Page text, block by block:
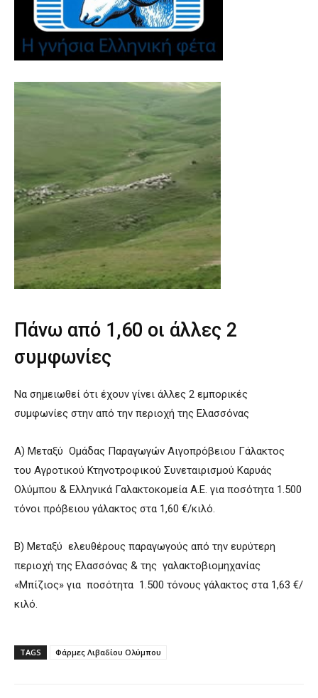
Πάνω από 1,60 οι άλλες 2
συμφωνίες
Να σημειωθεί ότι έχουν γίνει άλλες 2 εμπορικές
συμφωνίες στην από την περιοχή της Ελασσόνας
Α) Μεταξύ Ομάδας Παραγωγών Αιγοπρόβειου Γάλακτος
του Αγροτικού Κτηνοτροφικού Συνεταιρισμού Καρυάς
Ολύμπου & Ελληνικά Γαλακτοκομεία Α.Ε. για ποσότητα 1.500
τόνοι πρόβειου γάλακτος στα 1,60 €/κιλό.
Β) Μεταξύ ελευθέρους παραγωγούς από την ευρύτερη
περιοχή της Ελασσόνας & της γαλακτοβιομηχανίας
«Μπίζιος» για ποσότητα 1.500 τόνους γάλακτος στα 1,63 €/
κιλό.
TAGS Φάρμες Λιβαδίου Ολύμπου